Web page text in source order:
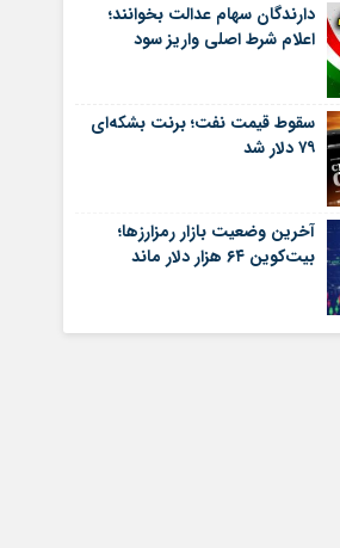
دارندگان سهام عدالت بخوانند؛
اعلام شرط اصلی واریز سود
سقوط قیمت نفت؛ برنت بشکه‌ای
۷۹ دلار شد
آخرین وضعیت بازار رمزارزها؛
بیت‌کوین ۶۴ هزار دلار ماند